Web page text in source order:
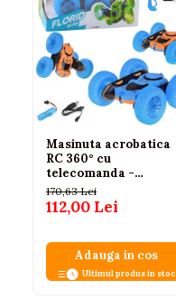
Masinuta acrobatica
RC 360° cu
telecomanda -
albastra, 6 ani+
170,63 Lei
112,00 Lei
Adauga in cos
Ultimul produs in stoc